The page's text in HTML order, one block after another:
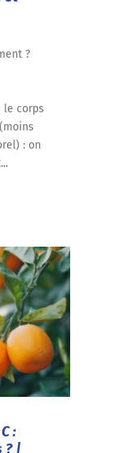
?
le corps
: on
:
? |